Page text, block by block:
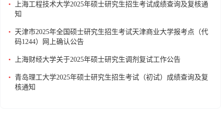
•
上海工程技术大学2025年硕士研究生招生考试成绩查询及复核通
知
•
天津市2025年全国硕士研究生招生考试天津商业大学报考点（代
码1244）网上确认公告
• 上海财经大学关于2025年硕士研究生调剂复试工作公告
• 青岛理工大学2025年硕士研究生招生考试（初试）成绩查询及复
核通知